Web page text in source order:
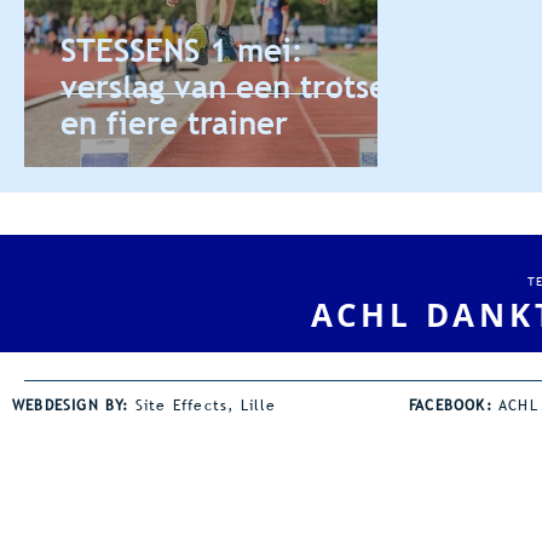
STESSENS 1 mei:
verslag van een trotse
en fiere trainer
ACHL
WEBDESIGN BY: Site Effects, Lille FACEBOOK:ACHL